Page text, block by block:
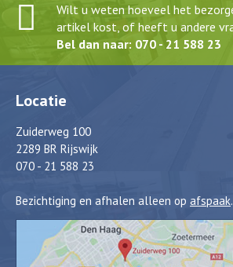
Wilt u weten hoeveel het
artikel kost, of heeft u andere
Bel dan naar: 070 - 21 588 23
Locatie
Zuiderweg 100
2289 BR Rijswijk
070 - 21 588 23
Bezichtiging en afhalen alleen op afspaak.